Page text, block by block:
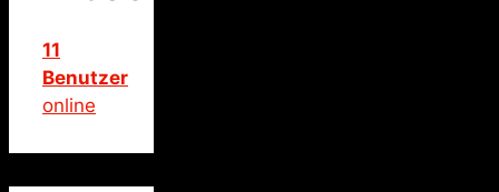
11
Benutzer
online